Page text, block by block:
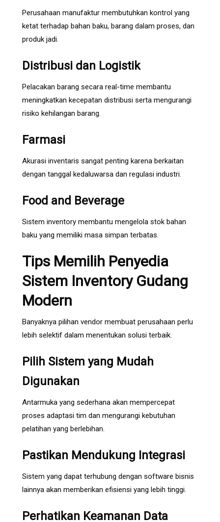
Perusahaan manufaktur membutuhkan kontrol yang
ketat terhadap bahan baku, barang dalam proses, dan
produk jadi.
Distribusi dan Logistik
Pelacakan barang secara real-time membantu
meningkatkan kecepatan distribusi serta mengurangi
risiko kehilangan barang.
Farmasi
Akurasi inventaris sangat penting karena berkaitan
dengan tanggal kedaluwarsa dan regulasi industri.
Food and Beverage
Sistem inventory membantu mengelola stok bahan
baku yang memiliki masa simpan terbatas.
Tips Memilih Penyedia
Sistem Inventory Gudang
Modern
Banyaknya pilihan vendor membuat perusahaan perlu
lebih selektif dalam menentukan solusi terbaik.
Pilih Sistem yang Mudah
Digunakan
Antarmuka yang sederhana akan mempercepat
proses adaptasi tim dan mengurangi kebutuhan
pelatihan yang berlebihan.
Pastikan Mendukung Integrasi
Sistem yang dapat terhubung dengan software bisnis
lainnya akan memberikan efisiensi yang lebih tinggi.
Perhatikan Keamanan Data